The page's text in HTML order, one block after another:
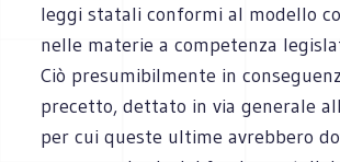
leggi statali conformi al modello
nelle materie a competenza
Ciò presumibilmente in
precetto, dettato in via generale
per cui queste ultime avrebbero